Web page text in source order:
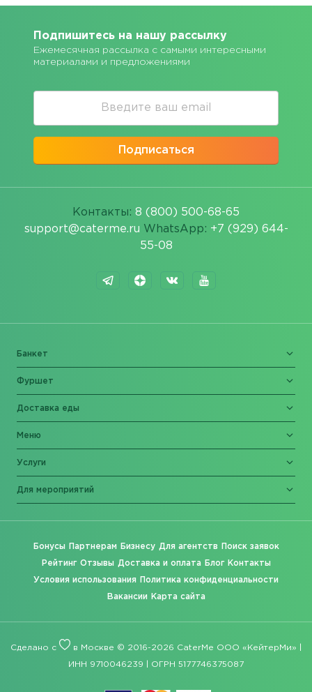
Подпишитесь на нашу рассылку
Ежемесячная рассылка с самыми интересными
материалами и предложениями
Подписаться
Контакты: 8 (800) 500-68-65
support@caterme.ru WhatsApp: +7 (929) 644-
55-08
Банкет
Фуршет
Доставка еды
Меню
Услуги
Для мероприятий
Бонусы Партнерам Бизнесу Для агентств Поиск заявок
Рейтинг Отзывы Доставка и оплата Блог Контакты
Условия использования Политика конфиденциальности
Вакансии Карта сайта
Сделано с в Москве © 2016-2026 CaterMe ООО «КейтерМи» |
ИНН 9710046239 | ОГРН 5177746375087